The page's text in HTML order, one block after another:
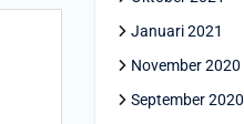
Januari 2021
November 2020
September 2020